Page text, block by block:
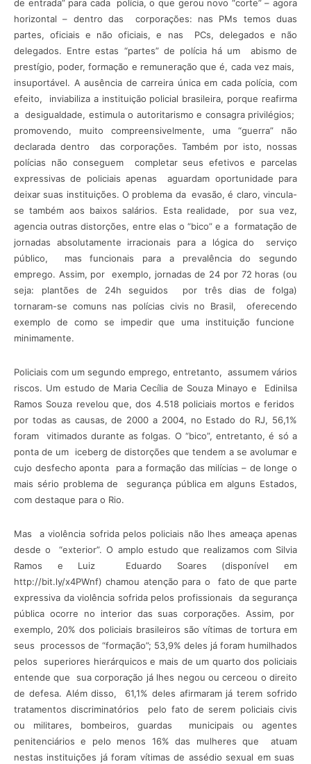
de entrada” para cada polícia, o que gerou novo “corte” – agora
horizontal – dentro das corporações: nas PMs temos duas
partes, oficiais e não oficiais, e nas PCs, delegados e não
delegados. Entre estas “partes” de polícia há um abismo de
prestígio, poder, formação e remuneração que é, cada vez mais,
insuportável. A ausência de carreira única em cada polícia, com
efeito, inviabiliza a instituição policial brasileira, porque reafirma
a desigualdade, estimula o autoritarismo e consagra privilégios;
promovendo, muito compreensivelmente, uma “guerra” não
declarada dentro das corporações. Também por isto, nossas
polícias não conseguem completar seus efetivos e parcelas
expressivas de policiais apenas aguardam oportunidade para
deixar suas instituições. O problema da evasão, é claro, vincula-
se também aos baixos salários. Esta realidade, por sua vez,
agencia outras distorções, entre elas o “bico” e a formatação de
jornadas absolutamente irracionais para a lógica do serviço
público, mas funcionais para a prevalência do segundo
emprego. Assim, por exemplo, jornadas de 24 por 72 horas (ou
seja: plantões de 24h seguidos por três dias de folga)
tornaram-se comuns nas polícias civis no Brasil, oferecendo
exemplo de como se impedir que uma instituição funcione
minimamente.
Policiais com um segundo emprego, entretanto, assumem vários
riscos. Um estudo de Maria Cecília de Souza Minayo e Edinilsa
Ramos Souza revelou que, dos 4.518 policiais mortos e feridos
por todas as causas, de 2000 a 2004, no Estado do RJ, 56,1%
foram vitimados durante as folgas. O “bico”, entretanto, é só a
ponta de um iceberg de distorções que tendem a se avolumar e
cujo desfecho aponta para a formação das milícias – de longe o
mais sério problema de segurança pública em alguns Estados,
com destaque para o Rio.
Mas a violência sofrida pelos policiais não lhes ameaça apenas
desde o “exterior”. O amplo estudo que realizamos com Silvia
Ramos e Luiz Eduardo Soares (disponível em
http://bit.ly/x4PWnf) chamou atenção para o fato de que parte
expressiva da violência sofrida pelos profissionais da segurança
pública ocorre no interior das suas corporações. Assim, por
exemplo, 20% dos policiais brasileiros são vítimas de tortura em
seus processos de “formação”; 53,9% deles já foram humilhados
pelos superiores hierárquicos e mais de um quarto dos policiais
entende que sua corporação já lhes negou ou cerceou o direito
de defesa. Além disso, 61,1% deles afirmaram já terem sofrido
tratamentos discriminatórios pelo fato de serem policiais civis
ou militares, bombeiros, guardas municipais ou agentes
penitenciários e pelo menos 16% das mulheres que atuam
nestas instituições já foram vítimas de assédio sexual em suas